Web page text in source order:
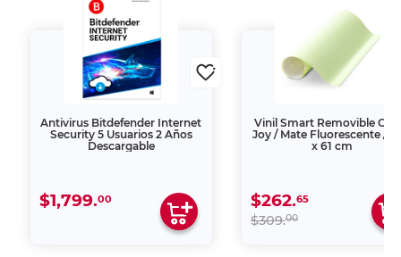
Antivirus Bitdefender Internet
Security 5 Usuarios 2 Años
Descargable
$1,799.00
Vinil Smart Removible
Joy / Mate Fluorescente /
x 61 cm
$262.65
$309.00